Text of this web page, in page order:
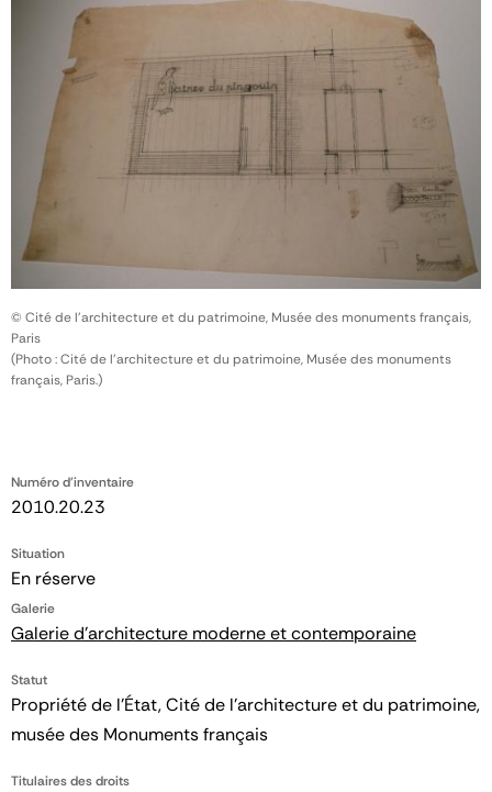
Numéro d'inventaire
2010.20.23
Situation
En réserve
Galerie
Galerie d'architecture moderne et contemporaine
Statut
Propriété de l’État, Cité de l’architecture et du patrimoine,
musée des Monuments français
Titulaires des droits
© Cité de l'architecture et du patrimoine, Musée des monuments français,
Paris
(Photo : Cité de l'architecture et du patrimoine, Musée des monuments
français, Paris.)